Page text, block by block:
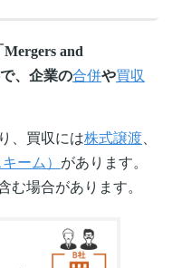
and
、企業の合併や買収
、買収には株式譲渡
ーム） があります。
む場合があります。